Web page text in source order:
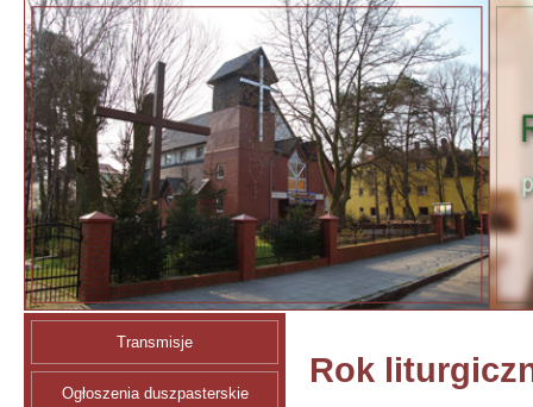
Transmisje
Ogłoszenia duszpasterskie
Rok